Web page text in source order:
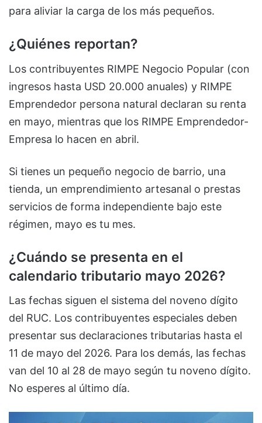
para aliviar la carga de los más pequeños.
¿Quiénes reportan?
Los contribuyentes RIMPE Negocio Popular (con
ingresos hasta USD 20.000 anuales) y RIMPE
Emprendedor persona natural declaran su renta
en mayo, mientras que los RIMPE Emprendedor-
Empresa lo hacen en abril.
Si tienes un pequeño negocio de barrio, una
tienda, un emprendimiento artesanal o prestas
servicios de forma independiente bajo este
régimen, mayo es tu mes.
¿Cuándo se presenta en el
calendario tributario mayo 2026?
Las fechas siguen el sistema del noveno dígito
del RUC. Los contribuyentes especiales deben
presentar sus declaraciones tributarias hasta el
11 de mayo del 2026. Para los demás, las fechas
van del 10 al 28 de mayo según tu noveno dígito.
No esperes al último día.